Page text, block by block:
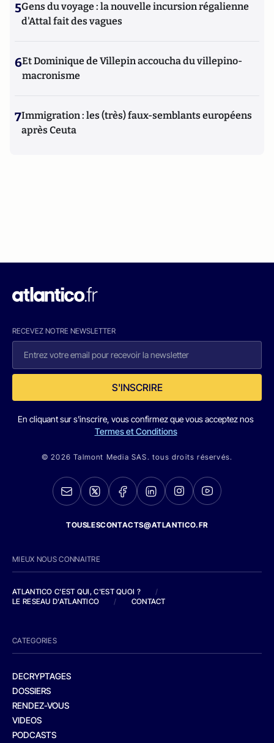
5Gens du voyage : la nouvelle incursion régalienne
d'Attal fait des vagues
6Et Dominique de Villepin accoucha du villepino-
macronisme
7Immigration : les (très) faux-semblants européens
après Ceuta
RECEVEZ NOTRE NEWSLETTER
S'INSCRIRE
En cliquant sur s'inscrire, vous confirmez que vous acceptez nos
Termes et Conditions
© 2026 Talmont Media SAS. tous droits réservés.
TOUSLESCONTACTS@ATLANTICO.FR
MIEUX NOUS CONNAITRE
ATLANTICO C'EST QUI, C'EST QUOI ?
/
LE RESEAU D'ATLANTICO
/ CONTACT
CATEGORIES
DECRYPTAGES
DOSSIERS
RENDEZ-VOUS
VIDEOS
PODCASTS